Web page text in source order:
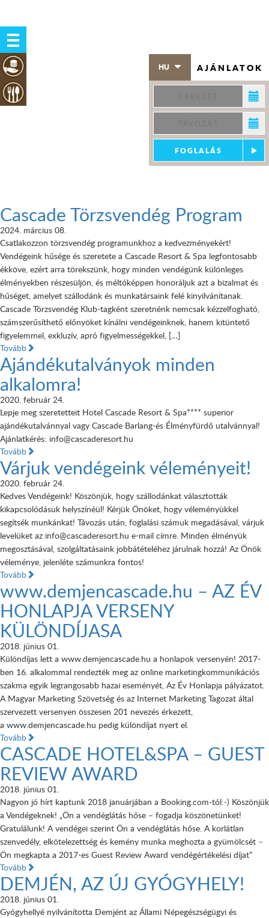
AJÁNLATOK
HU
Cascade Törzsvendég Program
2024. március 08.
Csatlakozzon törzsvendég programunkhoz a kedvezményekért!
Vendégeink hűsége és szeretete a Cascade Resort & Spa legfontosabb
ékköve, ezért arra törekszünk, hogy minden vendégünk különleges
élményekben részesüljön, és méltóképpen honoráljuk azt a bizalmat és
hűséget, amelyet szállodánk és munkatársaink felé kinyilvánítanak.
Cascade Törzsvendég Klub-tagként szeretnénk nemcsak kézzelfogható,
számszerűsíthető előnyöket kínálni vendégeinknek, hanem kitüntető
figyelemmel, exkluzív, apró figyelmességekkel, […]
Tovább
Ajándékutalványok minden
alkalomra!
2020. február 24.
Lepje meg szeretetteit Hotel Cascade Resort & Spa**** superior
ajándékutalvánnyal vagy Cascade Barlang-és Élményfürdő utalvánnyal!
Ajánlatkérés: info@cascaderesort.hu
Tovább
Várjuk vendégeink véleményeit!
2020. február 24.
Kedves Vendégeink! Köszönjük, hogy szállodánkat választották
kikapcsolódásuk helyszínéül! Kérjük Önöket, hogy véleményükkel
segítsék munkánkat! Távozás után, foglalási számuk megadásával, várjuk
levelüket az info@cascaderesort.hu e-mail címre. Minden élményük
megosztásával, szolgáltatásaink jobbátételéhez járulnak hozzá! Az Önök
véleménye, jelenléte számunkra fontos!
Tovább
www.demjencascade.hu – AZ ÉV
HONLAPJA VERSENY
KÜLÖNDÍJASA
2018. június 01.
Különdíjas lett a www.demjencascade.hu a honlapok versenyén! 2017-
ben 16. alkalommal rendezték meg az online marketingkommunikációs
szakma egyik legrangosabb hazai eseményét, Az Év Honlapja pályázatot.
A Magyar Marketing Szövetség és az Internet Marketing Tagozat által
szervezett versenyen összesen 201 nevezés érkezett,
a www.demjencascade.hu pedig különdíjat nyert el.
Tovább
CASCADE HOTEL&SPA – GUEST
REVIEW AWARD
2018. június 01.
Nagyon jó hírt kaptunk 2018 januárjában a Booking.com-tól:-) Köszönjük
a Vendégeknek! „Ön a vendéglátás hőse – fogadja köszönetünket!
Gratulálunk! A vendégei szerint Ön a vendéglátás hőse. A korlátlan
szenvedély, elkötelezettség és kemény munka meghozta a gyümölcsét –
Ön megkapta a 2017-es Guest Review Award vendégértékelési díjat”
Tovább
DEMJÉN, AZ ÚJ GYÓGYHELY!
2018. június 01.
Gyógyhellyé nyilvánította Demjént az Állami Népegészségügyi és